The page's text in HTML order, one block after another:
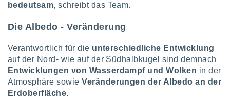
Adressen
zu
bedeutsam, schreibt das Team.
Die Albedo - Veränderung
Verantwortlich für die unterschiedliche Entwicklung
auf der Nord- wie auf der Südhalbkugel sind demnach
Entwicklungen von Wasserdampf und Wolken in der
Atmosphäre sowieVeränderungen der Albedo an der
Erdoberfläche.